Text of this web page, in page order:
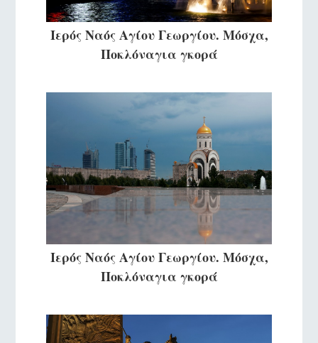
Ιερός Ναός Αγίου Γεωργίου. Μόσχα,
Ποκλόναγια γκορά
Ιερός Ναός Αγίου Γεωργίου. Μόσχα,
Ποκλόναγια γκορά